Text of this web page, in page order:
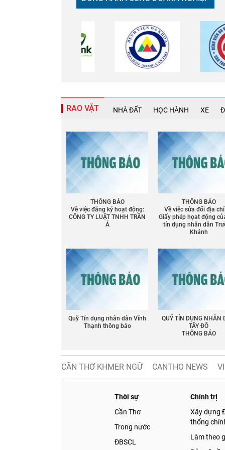
RAO VẶT NHÀ ĐẤT HỌC HÀNH XE
THÔNG BÁO
Về việc đăng ký hoạt động:
CÔNG TY LUẬT TNHH TRẦN
Á
THÔNG BÁO
Về việc sửa đổi địa
Giấy phép họat động
tín dụng nhân dân
Khánh
Quỹ Tín dụng nhân dân Vĩnh
Thạnh thông báo
QUỸ TÍN DỤNG NHÂN
TÂY ĐÔ
THÔNG BÁO
CẦN THƠ KHMER NGỮ CANTHO NEWS
Thời sự
Cần Thơ
Trong nước
ĐBSCL
Chính trị
Xây dựng
thống
Làm theo